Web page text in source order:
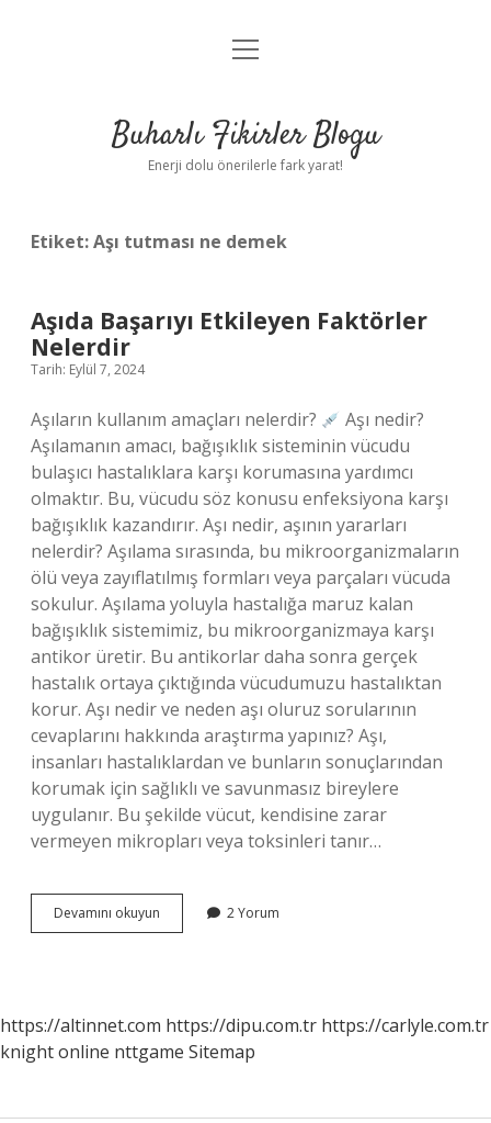
Anasayfa
Yasal Uyarı
menüyü
Buharlı Fikirler Blogu
Enerji dolu önerilerle fark yarat!
Etiket:Aşı tutması ne demek
Aşıda Başarıyı Etkileyen Faktörler
Nelerdir
Tarih: Eylül 7, 2024
Aşıların kullanım amaçları nelerdir?
Aşı nedir?
Aşılamanın amacı, bağışıklık sisteminin vücudu
bulaşıcı hastalıklara karşı korumasına yardımcı
olmaktır. Bu, vücudu söz konusu enfeksiyona karşı
bağışıklık kazandırır. Aşı nedir, aşının yararları
nelerdir? Aşılama sırasında, bu mikroorganizmaların
ölü veya zayıflatılmış formları veya parçaları vücuda
sokulur. Aşılama yoluyla hastalığa maruz kalan
bağışıklık sistemimiz, bu mikroorganizmaya karşı
antikor üretir. Bu antikorlar daha sonra gerçek
hastalık ortaya çıktığında vücudumuzu hastalıktan
korur. Aşı nedir ve neden aşı oluruz sorularının
cevaplarını hakkında araştırma yapınız? Aşı,
insanları hastalıklardan ve bunların sonuçlarından
korumak için sağlıklı ve savunmasız bireylere
uygulanır. Bu şekilde vücut, kendisine zarar
vermeyen mikropları veya toksinleri tanır…
Devamını okuyun
Başarıyı
2 Yorum
https://altinnet.com https://dipu.com.tr https://carlyle.com.tr
knight online nttgame Sitemap